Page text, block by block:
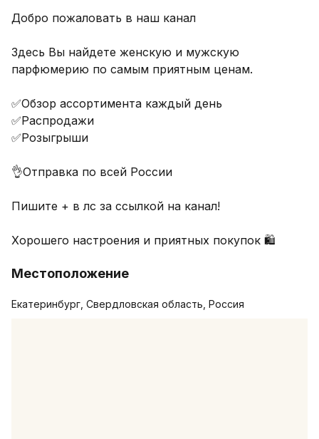
Добро пожаловать в наш канал
Здесь Вы найдете женскую и мужскую
парфюмерию по самым приятным ценам.
✅Обзор ассортимента каждый день
✅Распродажи
✅Розыгрыши
👌Отправка по всей России
Пишите + в лс за ссылкой на канал!
Хорошего настроения и приятных покупок 🛍️
Местоположение
Екатеринбург, Свердловская область, Россия